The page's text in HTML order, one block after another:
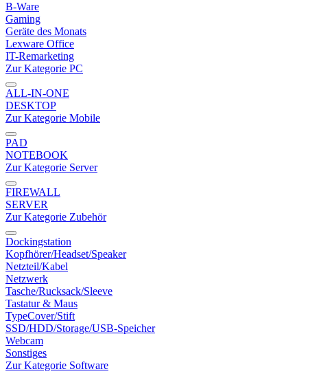
B-Ware
Gaming
Geräte des Monats
Lexware Office
IT-Remarketing
Zur Kategorie PC
ALL-IN-ONE
DESKTOP
Zur Kategorie Mobile
PAD
NOTEBOOK
Zur Kategorie Server
FIREWALL
SERVER
Zur Kategorie Zubehör
Dockingstation
Kopfhörer/Headset/Speaker
Netzteil/Kabel
Netzwerk
Tasche/Rucksack/Sleeve
Tastatur & Maus
TypeCover/Stift
SSD/HDD/Storage/USB-Speicher
Webcam
Sonstiges
Zur Kategorie Software